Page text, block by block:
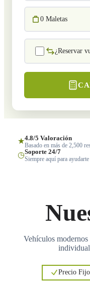
0 Maletas
¿Reservar
★4.8/5 Valoración
Basado en más de 2,500
◷Soporte 24/7
Siempre aquí para ayudarte
Vehículos modernos
Precio Fijo